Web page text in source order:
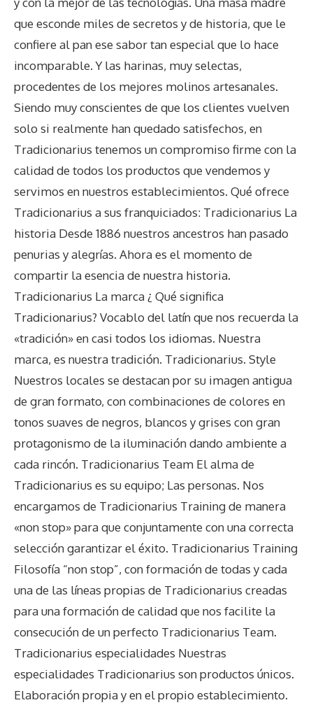
que esconde miles de secretos y de historia, que le
confiere al pan ese sabor tan especial que lo hace
incomparable. Y las harinas, muy selectas,
procedentes de los mejores molinos artesanales.
Siendo muy conscientes de que los clientes vuelven
solo si realmente han quedado satisfechos, en
Tradicionarius tenemos un compromiso firme con la
calidad de todos los productos que vendemos y
servimos en nuestros establecimientos. Qué ofrece
Tradicionarius a sus franquiciados: Tradicionarius La
historia Desde 1886 nuestros ancestros han pasado
penurias y alegrías. Ahora es el momento de
compartir la esencia de nuestra historia.
Tradicionarius La marca ¿ Qué significa
Tradicionarius? Vocablo del latín que nos recuerda la
«tradición» en casi todos los idiomas. Nuestra
marca, es nuestra tradición. Tradicionarius. Style
Nuestros locales se destacan por su imagen antigua
de gran formato, con combinaciones de colores en
tonos suaves de negros, blancos y grises con gran
protagonismo de la iluminación dando ambiente a
cada rincón. Tradicionarius Team El alma de
Tradicionarius es su equipo; Las personas. Nos
encargamos de Tradicionarius Training de manera
«non stop» para que conjuntamente con una correcta
selección garantizar el éxito. Tradicionarius Training
Filosofía “non stop”, con formación de todas y cada
una de las líneas propias de Tradicionarius creadas
para una formación de calidad que nos facilite la
consecución de un perfecto Tradicionarius Team.
Tradicionarius especialidades Nuestras
especialidades Tradicionarius son productos únicos.
Elaboración propia y en el propio establecimiento.